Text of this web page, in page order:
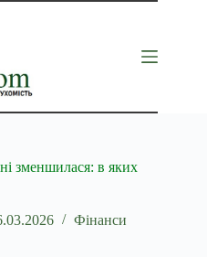
зменшилася: в яких
Фінанси